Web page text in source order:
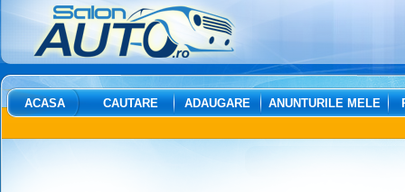
ACASA CAUTARE ADAUGARE ANUNTURILE MELE